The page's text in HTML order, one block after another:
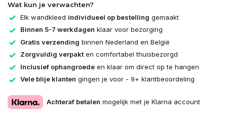
Wat kun je verwachten?
Elk wandkleed individueel op bestelling gemaakt
Binnen 5-7 werkdagen klaar voor bezorging
Gratis verzending binnen Nederland en België
Zorgvuldig verpakten comfortabel thuisbezorgd
Inclusief ophangroede en klaar om direct op te hangen
Vele blije klanten gingen je voor - 9+ klantbeoordeling
Achteraf betalen mogelijk met je Klarna account